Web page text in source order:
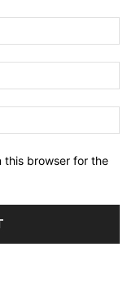
this browser for the